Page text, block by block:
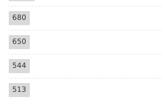
680
650
544
513